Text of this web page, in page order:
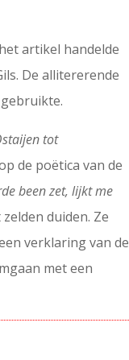
artikel handelde
De allitererende
tot
de poëtica van de
been zet, lijkt me
duiden. Ze
verklaring van de
met een